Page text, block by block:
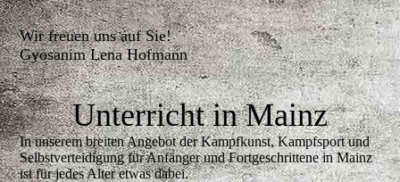
Wir freuen uns auf Sie!
Gyosanim Lena Hofmann
Unterricht in Mainz
In unserem breiten Angebot der Kampfkunst, Kampfsport und
Selbstverteidigung für Anfänger und Fortgeschrittene in Mainz
ist für jedes Alter etwas dabei.